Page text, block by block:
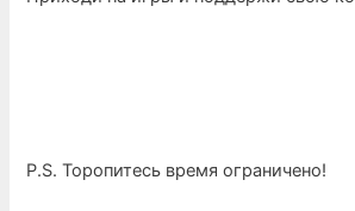
P.S. Торопитесь время ограничено!